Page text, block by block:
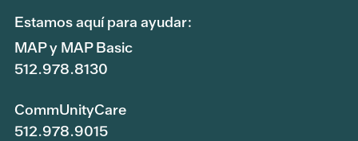
Estamos aquí para ayudar:
MAP y MAP Basic
512.978.8130
CommUnityCare
512.978.9015